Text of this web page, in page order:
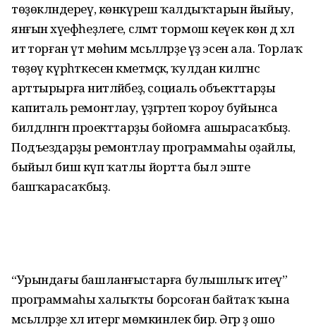
төҙөкләндереү, көнкүреш ҡалдыҡтарын йыйыу,
янғын хәүеф­һеҙлеге, сәләмәт тормош кеүек көн дә хәл
итә торған үтә мөһим мәсьәләләрҙе үҙ эсенә ала. Торлаҡ
төҙөү күрһәткесен кәметмәҫкә, ҡулдан килгәнсә
арттырырға ниәтләйбеҙ, социаль объекттарҙы
капиталь ремонтлау, үҙгәртеп ҡороу буйынса
билдәләнгән проекттарҙы бойомға ашырасаҡбыҙ.
Подъездарҙы ремонтлау программаһы оҙайлы,
быйыл биш күп ҡатлы йортта был эште
башҡарасаҡбыҙ.
“Урындағы башланғыстарға булыш­лыҡ итеү”
программаһы халыҡты борсоған байтаҡ ҡына
мәсьәләләрҙе хәл итергә мөмкинлек бирә. Әгәр ҙә ошо